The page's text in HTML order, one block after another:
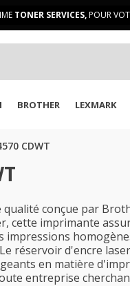
TONER SERVICES,POUR
BROTHER LEXMARK
CDWT
conçue par
cette imprimante
réservoir d'encre
en matière
entreprise